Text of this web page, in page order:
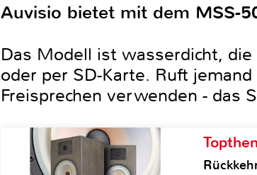
Auvisio bietet mit dem MSS-
Das Modell ist wasserdicht,
oder per SD-Karte. Ruft
Freisprechen verwenden - das